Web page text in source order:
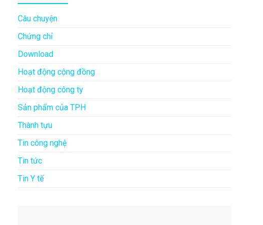
Câu chuyện
Chứng chỉ
Download
Hoạt động cộng đồng
Hoạt động công ty
Sản phẩm của TPH
Thành tựu
Tin công nghệ
Tin tức
Tin Y tế